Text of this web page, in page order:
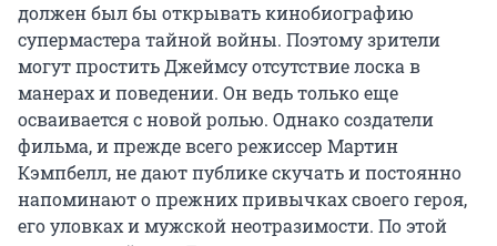
должен был бы открывать кинобиографию
супермастера тайной войны. Поэтому зрители
могут простить Джеймсу отсутствие лоска в
манерах и поведении. Он ведь только еще
осваивается с новой ролью. Однако создатели
фильма, и прежде всего режиссер Мартин
Кэмпбелл, не дают публике скучать и постоянно
напоминают о прежних привычках своего героя,
его уловках и мужской неотразимости. По этой